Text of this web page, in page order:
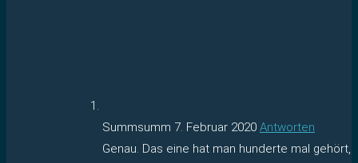
Summsumm 7. Februar 2020 Antworten
Genau. Das eine hat man hunderte mal gehört,